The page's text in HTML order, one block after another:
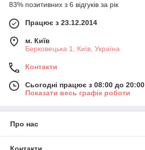
83% позитивних з 6 відгуків за рік
Працює з 23.12.2014
м. Київ
Берковецька 1, Київ, Україна
Контакти
Сьогодні працює з 08:00 до 20:00
Показати весь графік роботи
Про нас